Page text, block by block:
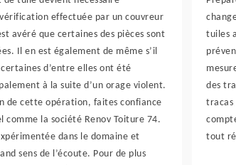
vérification effectuée par un couvreur
avéré que certaines des pièces sont
Il en est également de même s’il
d’entre elles ont été
à la suite d’un orage violent.
de cette opération, faites confiance
comme la société Renov Toiture 74.
dans le domaine et
sens de l’écoute. Pour de plus
tuiles
des
tracas
tout